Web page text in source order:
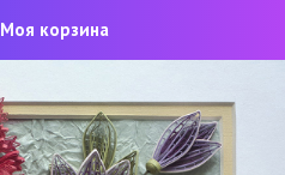
Моя корзина